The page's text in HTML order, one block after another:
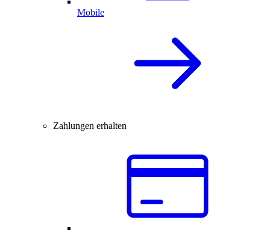
Mobile
Zahlungen erhalten